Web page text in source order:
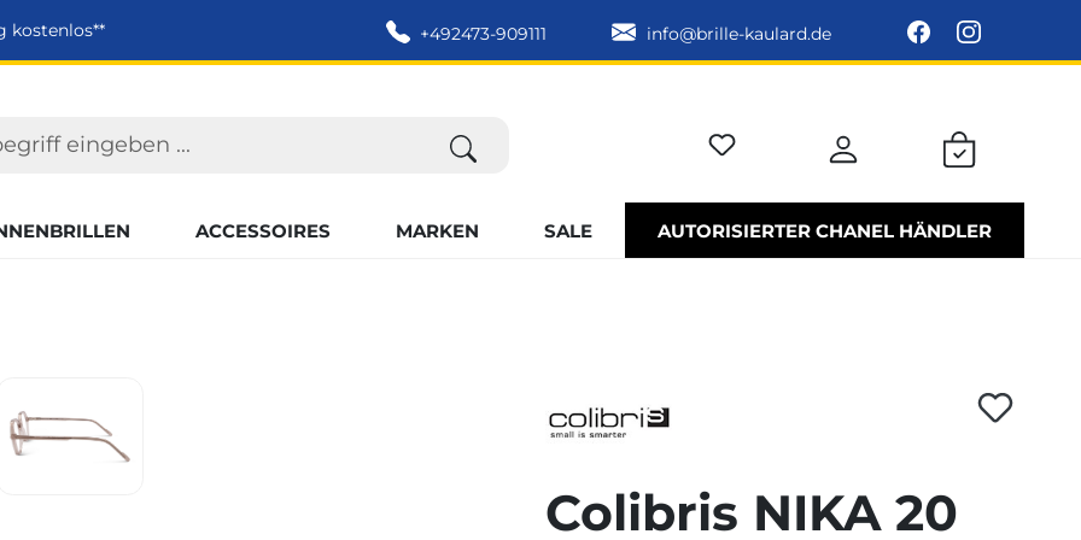
kostenlos** +492473-909111 info@brille-kaulard.de
ACCESSOIRES MARKEN SALE AUTORISIERTER CHANEL HÄNDLER
Colibris NIKA 20